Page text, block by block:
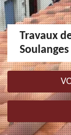
Travaux